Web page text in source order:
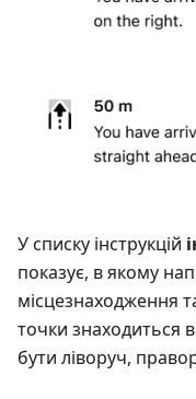
У списку інструкцій
показує, в якому
місцезнаходження
точки знаходиться
бути ліворуч,